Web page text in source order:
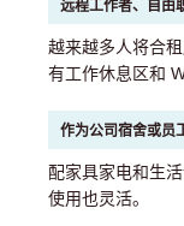
远程工作者、自由
越来越多人将合
有工作休息区和
作为公司宿舍或员
配家具家电和生
使用也灵活。